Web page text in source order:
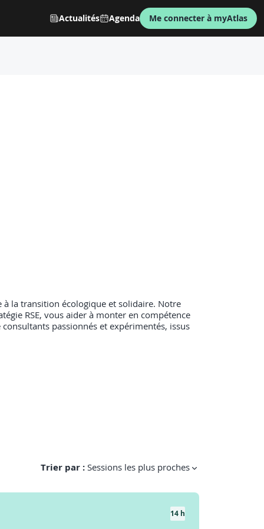
Actualités Agenda Me connecter à myAtlas
à la transition écologique et solidaire. Notre
RSE, vous aider à monter en compétence
passionnés et expérimentés, issus
Trier par : Sessions les plus proches
14 h